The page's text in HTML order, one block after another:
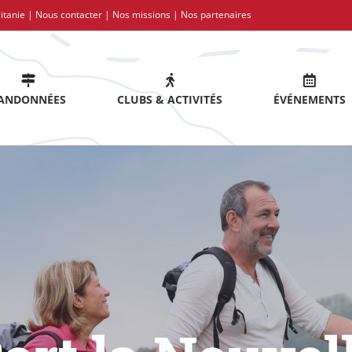
| Nous contacter | Nos missions | Nos partenaires
CLUBS & ACTIVITÉS ÉVÉNEMENTS